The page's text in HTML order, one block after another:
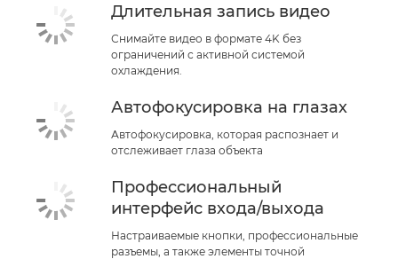
Длительная запись видео
Снимайте видео в формате 4K без
ограничений с активной системой
охлаждения.
Автофокусировка на глазах
Автофокусировка, которая распознает и
отслеживает глаза объекта
Профессиональный
интерфейс входа/выхода
Настраиваемые кнопки, профессиональные
разъемы, а также элементы точной